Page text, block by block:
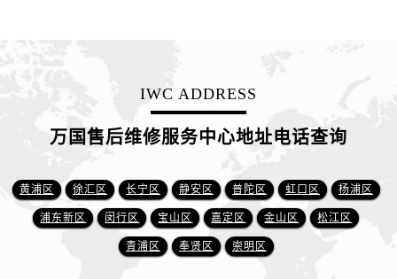
IWC ADDRESS
万国售后维修服务中心地址电话查询
黄浦区 徐汇区 长宁区 静安区 普陀区 虹口区 杨浦区
浦东新区 闵行区 宝山区 嘉定区 金山区 松江区
青浦区 奉贤区 崇明区